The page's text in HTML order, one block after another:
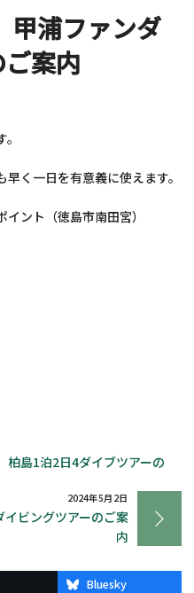
甲浦ファンダ
案内
く一日を有意義に使えます。
ント（徳島市南田宮）
島1泊2日4ダイブツアーの
2024年5月2日
ビングツアーのご案
内
Bluesky